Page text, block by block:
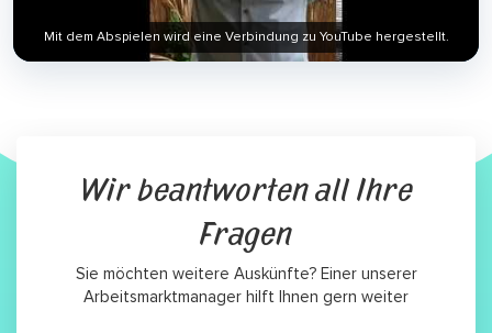
Mit dem Abspielen wird eine Verbindung zu YouTube hergestellt.
Wir beantworten all Ihre
Fragen
Sie möchten weitere Auskünfte? Einer unserer
Arbeitsmarktmanager hilft Ihnen gern weiter